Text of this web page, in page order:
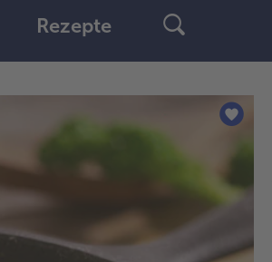
Rezepte